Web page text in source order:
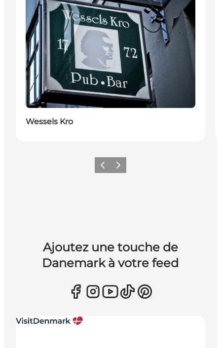
Wessels Kro
PrécédentSuivant
Ajoutez une touche de
Danemark à votre feed